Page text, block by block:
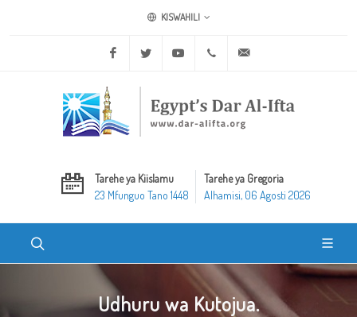
KISWAHILI
Facebook Twitter Youtube +20 2 25970400
Tarehe ya Kiislamu
23 Mfunguo Tano 1448
Tarehe ya Gregoria
Alhamisi, 06 Agosti 2026
Udhuru wa Kutojua.